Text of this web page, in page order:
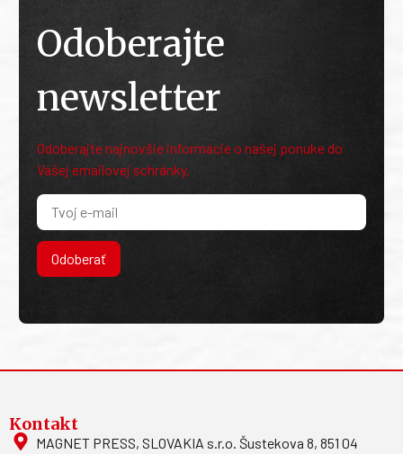
Odoberajte
newsletter
Odoberajte najnovšie informácie o našej ponuke do
Vašej emailovej schránky.
Odoberať
Kontakt
MAGNET PRESS, SLOVAKIA s.r.o. Šustekova 8, 851 04